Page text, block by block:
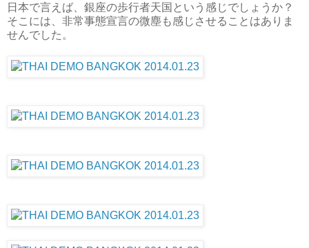
日本で言えば、銀座の歩行者天国という感じでしょうか？
そこには、非常事態宣言の微塵も感じさせることはありま
せんでした。